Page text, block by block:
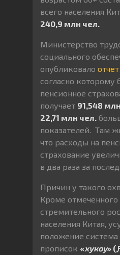
всего населения
240,9 млн чел.
Министерство
социального
опубликовало отчет
согласно которому
пенсионное
получает 91,548
22,71 млн чел.
показателей. Там
что расходы на
страхование
в два раза за
Причин у такого
Кроме
стремительного
населения Китая,
положение
прописок «хукоу» (